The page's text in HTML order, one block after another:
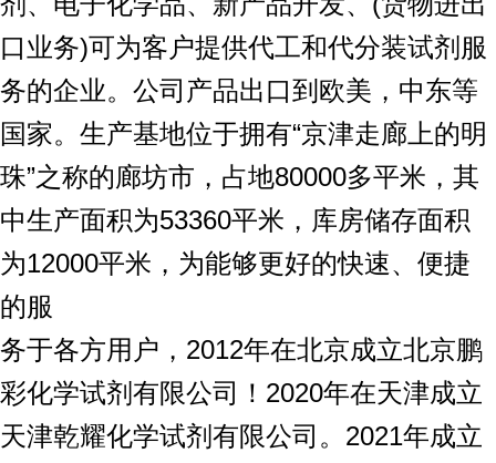
口业务)可为客户提供代工和代分装试剂服
务的企业。公司产品出口到欧美，中东等
国家。生产基地位于拥有“京津走廊上的明
珠”之称的廊坊市，占地80000多平米，其
中生产面积为53360平米，库房储存面积
为12000平米，为能够更好的快速、便捷
的服
务于各方用户，2012年在北京成立北京鹏
彩化学试剂有限公司！2020年在天津成立
天津乾耀化学试剂有限公司。2021年成立